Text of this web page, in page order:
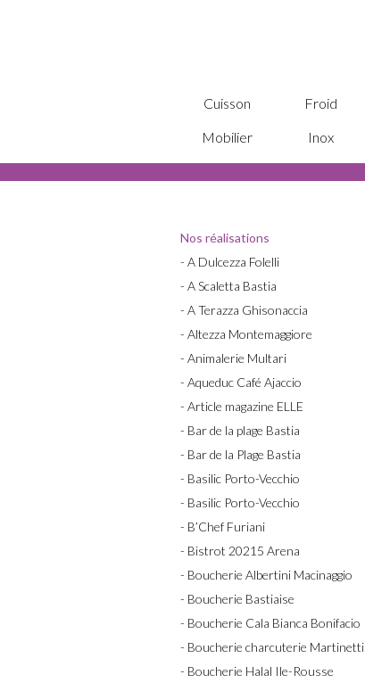
Cuisson Froid
Mobilier
Inox
Nos réalisations
- A Dulcezza Folelli
- A Scaletta Bastia
- A Terazza Ghisonaccia
- Altezza Montemaggiore
- Animalerie Multari
- Aqueduc Café Ajaccio
- Article magazine ELLE
- Bar de la plage Bastia
- Bar de la Plage Bastia
- Basilic Porto-Vecchio
- Basilic Porto-Vecchio
- B’Chef Furiani
- Bistrot 20215 Arena
- Boucherie Albertini Macinaggio
- Boucherie Bastiaise
- Boucherie Cala Bianca Bonifacio
- Boucherie charcuterie Martinetti
- Boucherie Halal Ile-Rousse